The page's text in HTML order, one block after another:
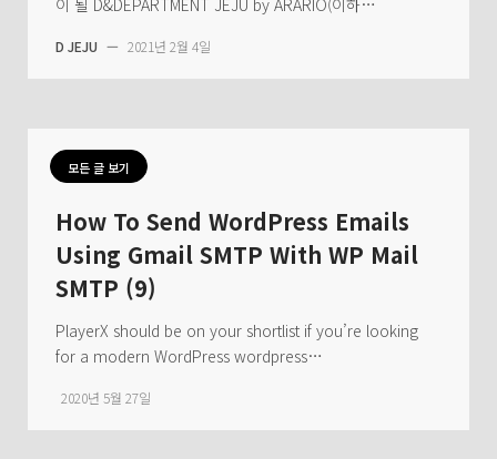
이 될 D&DEPARTMENT JEJU by ARARIO(이하…
D JEJU — 2021년 2월 4일
모든 글 보기
How To Send WordPress Emails
Using Gmail SMTP With WP Mail
SMTP (9)
PlayerX should be on your shortlist if you’re looking
for a modern WordPress wordpress…
2020년 5월 27일